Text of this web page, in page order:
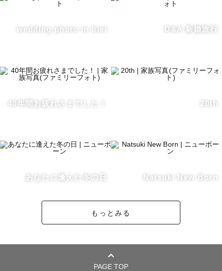
『あなたの専属カメラマンになりたい。』
っております。
ニューボーン、七五三…とリピートして頂けることも増
思っています。
◆北海道での撮影について◆
ても追加の交通費がかかりますが、ご指名頂ければお伺い
けるとその時期に1番あった場所をオススメ出来るのでご相
wedding photo in biei D&A 新婚旅行
40年間お疲れさまでした！ 20th
あなたに逢えた冬の日 Natsuki New Born
もっとみる
PAGE TOP